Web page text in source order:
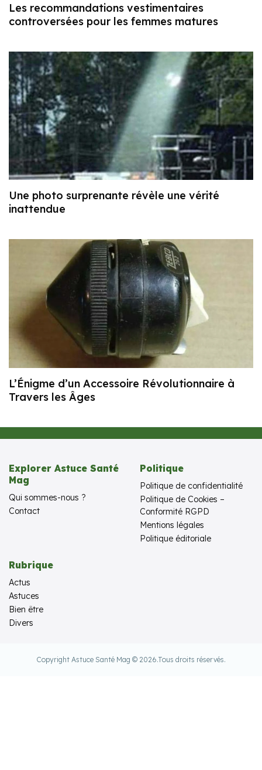
Les recommandations vestimentaires
controversées pour les femmes matures
Une photo surprenante révèle une vérité
inattendue
L’Énigme d’un Accessoire Révolutionnaire à
Travers les Âges
Explorer Astuce Santé
Mag
Qui sommes-nous ?
Contact
Politique
Politique de confidentialité
Politique de Cookies –
Conformité RGPD
Mentions légales
Politique éditoriale
Rubrique
Actus
Astuces
Bien être
Divers
Copyright Astuce Santé Mag © 2026.Tous droits réservés.